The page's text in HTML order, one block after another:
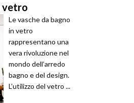
vetro
Le vasche da bagno
in vetro
rappresentano una
vera rivoluzione nel
mondo dell’arredo
bagno e del design.
L’utilizzo del vetro ...